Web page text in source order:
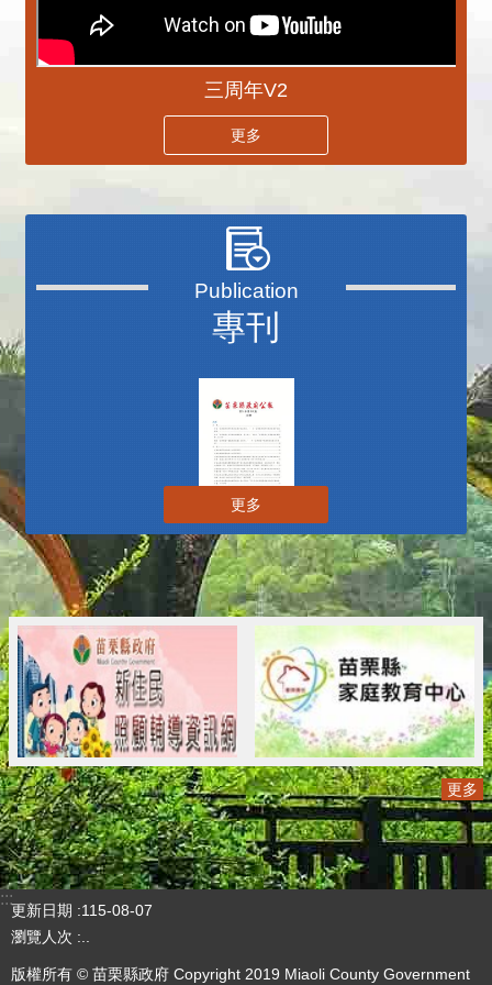
三周年V2
更多
專刊
更多
更多
:::
更新日期
115-08-07
瀏覽人次
..
版權所有 © 苗栗縣政府 Copyright 2019 Miaoli County Government